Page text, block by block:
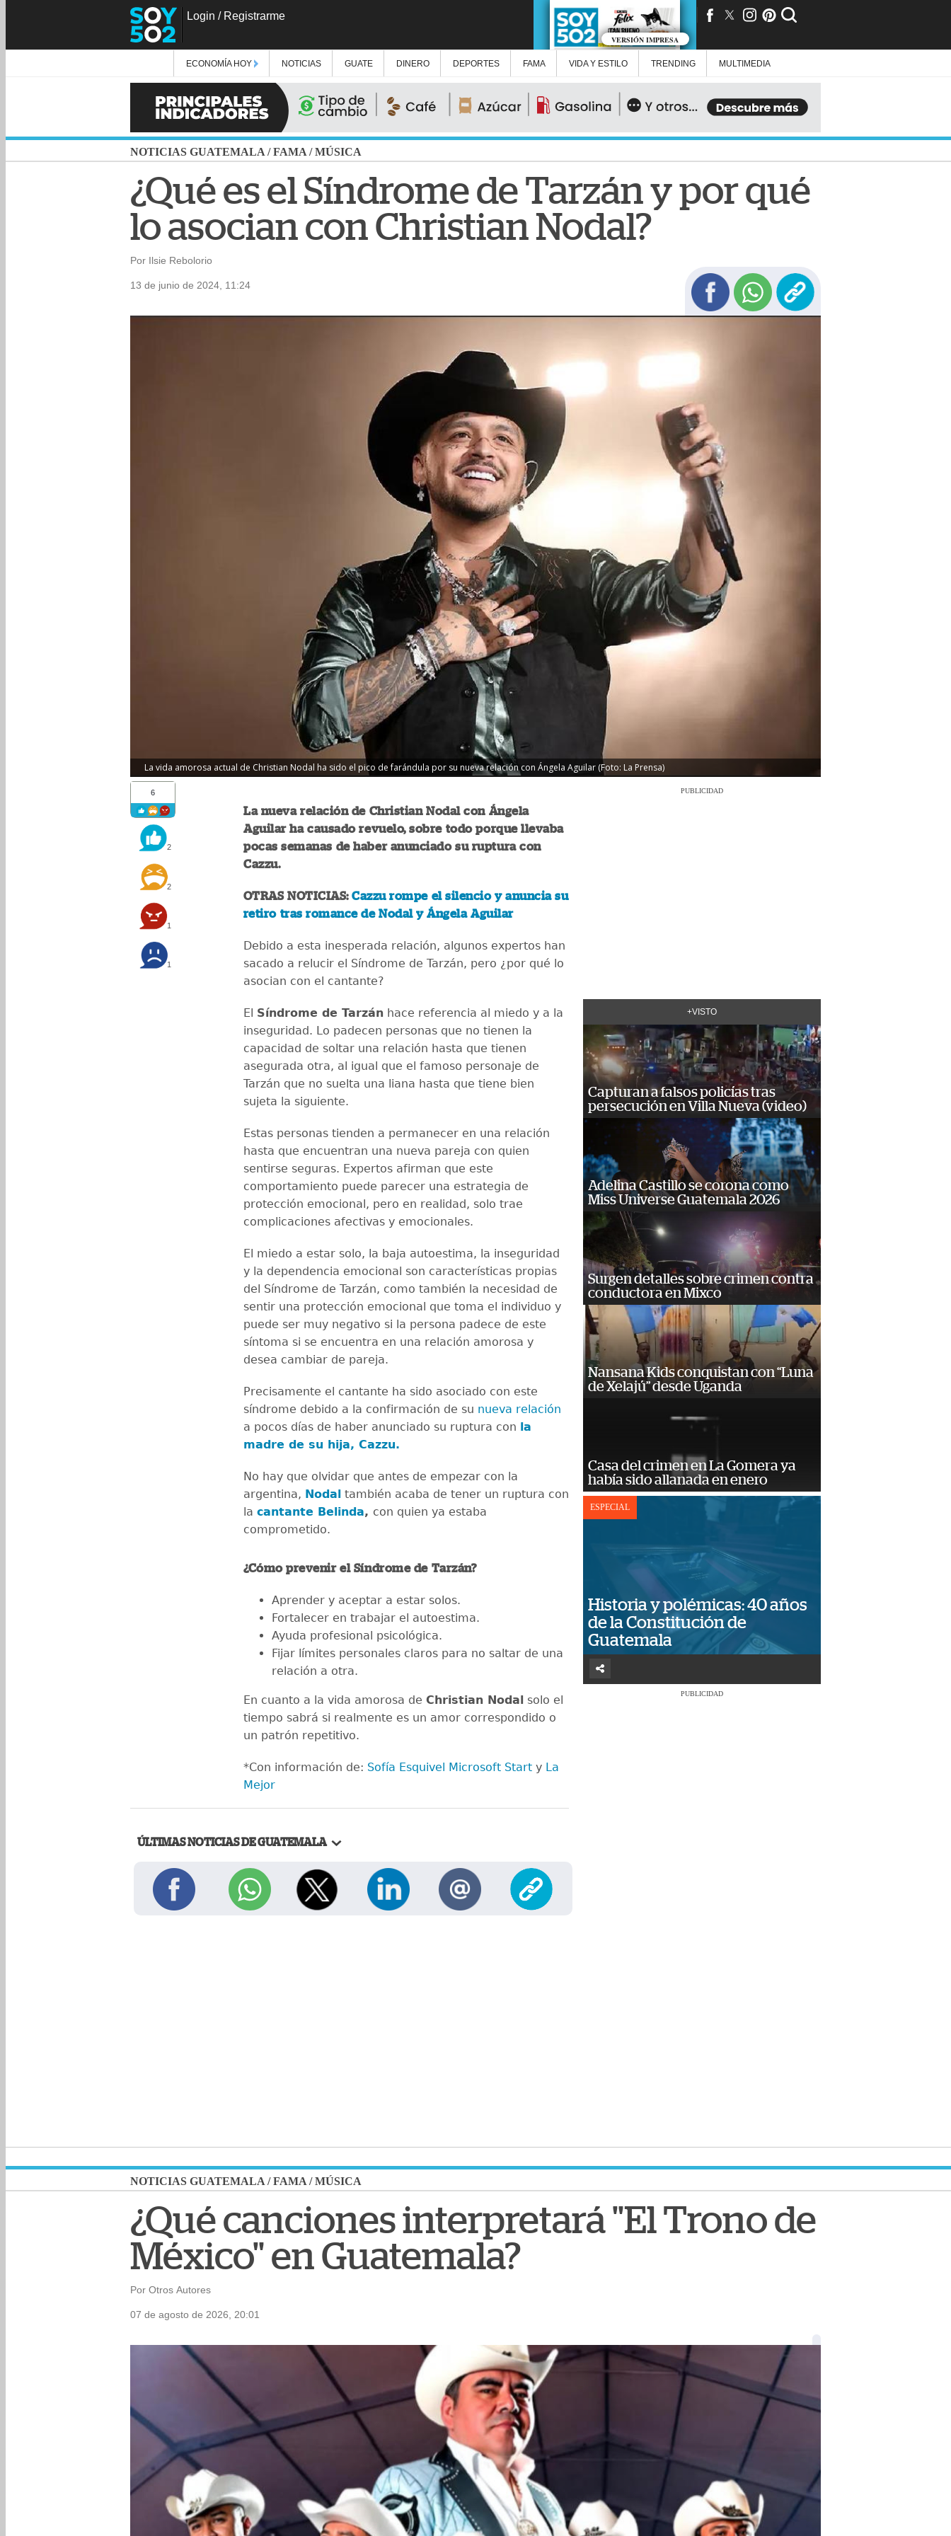
Login / Registrarme
VERSIÓN IMPRESA
ECONOMÍA HOY NOTICIAS GUATE DINERO DEPORTES FAMA VIDA Y ESTILO TRENDING MULTIMEDIA
NOTICIAS GUATEMALA /FAMA /MÚSICA
¿Qué es el Síndrome de Tarzán y por qué
lo asocian con Christian Nodal?
Por Ilsie Rebolorio
13 de junio de 2024, 11:24
La vida amorosa actual de Christian Nodal ha sido el pico de farándula por su nueva relación con Ángela Aguilar (Foto: La Prensa)
6
2
2
1
1
La nueva relación de Christian Nodal con Ángela
Aguilar ha causado revuelo, sobre todo porque llevaba
pocas semanas de haber anunciado su ruptura con
Cazzu.
OTRAS NOTICIAS:Cazzu rompe el silencio y anuncia su
retiro tras romance de Nodal y Ángela Aguilar
Debido a esta inesperada relación, algunos expertos han
sacado a relucir el Síndrome de Tarzán, pero ¿por qué lo
asocian con el cantante?
El Síndrome de Tarzán hace referencia al miedo y a la
inseguridad. Lo padecen personas que no tienen la
capacidad de soltar una relación hasta que tienen
asegurada otra, al igual que el famoso personaje de
Tarzán que no suelta una liana hasta que tiene bien
sujeta la siguiente.
Estas personas tienden a permanecer en una relación
hasta que encuentran una nueva pareja con quien
sentirse seguras. Expertos afirman que este
comportamiento puede parecer una estrategia de
protección emocional, pero en realidad, solo trae
complicaciones afectivas y emocionales.
El miedo a estar solo, la baja autoestima, la inseguridad
y la dependencia emocional son características propias
del Síndrome de Tarzán, como también la necesidad de
sentir una protección emocional que toma el individuo y
puede ser muy negativo si la persona padece de este
síntoma si se encuentra en una relación amorosa y
desea cambiar de pareja.
Precisamente el cantante ha sido asociado con este
síndrome debido a la confirmación de su nueva relación
a pocos días de haber anunciado su ruptura con la
madre de su hija, Cazzu.
No hay que olvidar que antes de empezar con la
argentina, Nodal también acaba de tener un ruptura con
la cantante Belinda, con quien ya estaba
comprometido.
¿Cómo prevenir el Síndrome de Tarzán?
Aprender y aceptar a estar solos.
Fortalecer en trabajar el autoestima.
Ayuda profesional psicológica.
Fijar límites personales claros para no saltar de una
relación a otra.
En cuanto a la vida amorosa de Christian Nodal solo el
tiempo sabrá si realmente es un amor correspondido o
un patrón repetitivo.
*Con información de: Sofía Esquivel Microsoft Start y La
Mejor
ÚLTIMAS NOTICIAS DE GUATEMALA
PUBLICIDAD
+VISTO
Capturan a falsos policías tras
persecución en Villa Nueva (video)
Adelina Castillo se corona como
Miss Universe Guatemala 2026
Surgen detalles sobre crimen contra
conductora en Mixco
Nansana Kids conquistan con “Luna
de Xelajú” desde Uganda
Casa del crimen en La Gomera ya
había sido allanada en enero
ESPECIAL
Historia y polémicas: 40 años
de la Constitución de
Guatemala
PUBLICIDAD
NOTICIAS GUATEMALA /FAMA /MÚSICA
¿Qué canciones interpretará "El Trono de
México" en Guatemala?
Por Otros Autores
07 de agosto de 2026, 20:01